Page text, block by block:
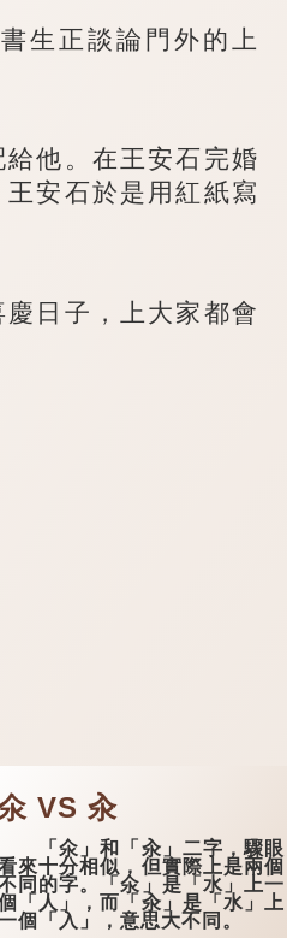
生正談論門外的上
他。在王安石完婚
安石於是用紅紙寫
日子，上大家都會
VS 汆
「氽」和「汆」二字，驟眼
來十分相似，但實際上是兩個
同的字。「氽」是「水」上一
「人」，而「汆」是「水」上
個「入」，意思大不同。